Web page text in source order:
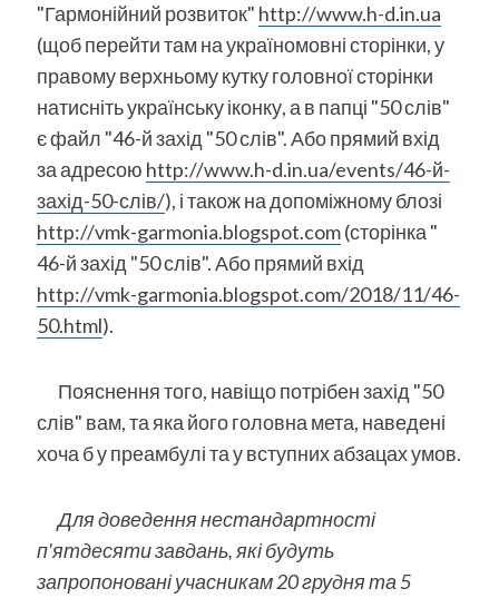
"Гармонійний розвиток" http://www.h-d.in.ua
(щоб перейти там на україномовні сторінки, у
правому верхньому кутку головної сторінки
натисніть українську іконку, а в папці "50 слів"
є файл "46-й захід "50 слів". Або прямий вхід
за адресою http://www.h-d.in.ua/events/46-й-
захід-50-слів/), і також на допоміжному блозі
http://vmk-garmonia.blogspot.com(сторінка "
46-й захід "50 слів". Або прямий вхід
http://vmk-garmonia.blogspot.com/2018/11/46-
50.html).
Пояснення того, навіщо потрібен захід "50
слів" вам, та яка його головна мета, наведені
хоча б у преамбулі та у вступних абзацах умов.
Для доведення нестандартності
п'ятдесяти завдань, які будуть
запропоновані учасникам 20 грудня та 5